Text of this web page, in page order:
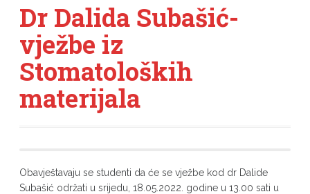
Dr Dalida Subašić-
vježbe iz
Stomatoloških
materijala
Obavještavaju se studenti da će se vježbe kod dr Dalide
Subašić održati u srijedu, 18.05.2022. godine u 13.00 sati u